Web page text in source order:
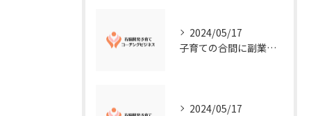
2024/05/17
子育ての合間に副業コーチングで収入アップ！右脳開発子育てコーチングビジネスの可能性とは？
2024/05/17